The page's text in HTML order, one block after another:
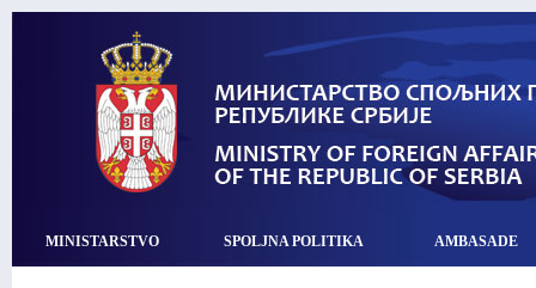
MINISTARSTVO SPOLJNA POLITIKA AMBASADE